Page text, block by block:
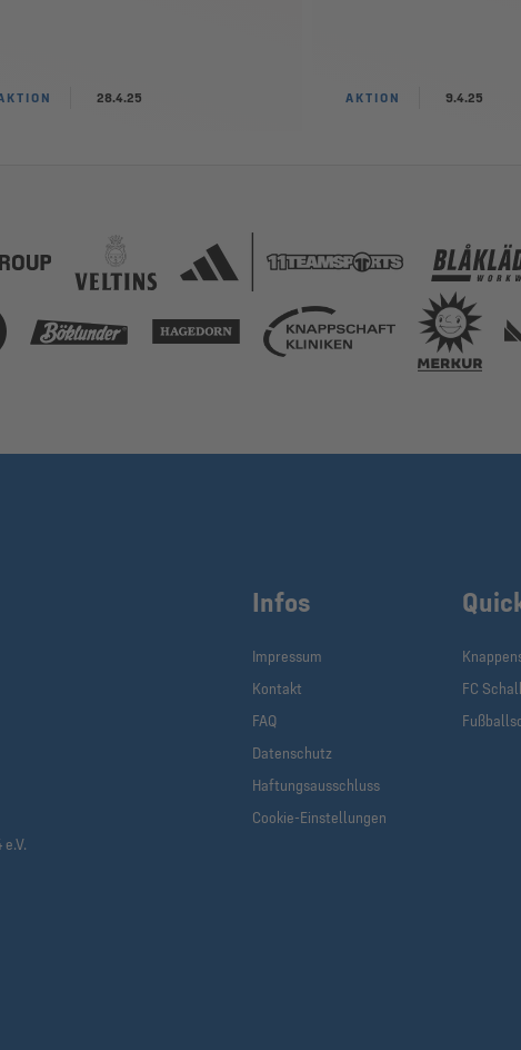
28.4.25 AKTION 9.4.25
Infos
Impressum
Kontakt
FAQ
Datenschutz
Haftungsausschluss
Cookie-Einstellungen
FC